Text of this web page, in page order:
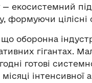
екосистемний
формуючи цілісні
оборонна
гігантах.
готові
інтенсивної